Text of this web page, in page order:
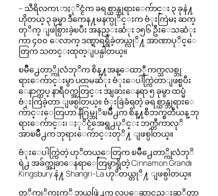
– သီရိလကၤာႏုိင္ငံက ခရစ္ယာန္ဘုရားေက်ာင္း ၃ ခုနဲ႔
ဟိုတယ္ ၃ ခုမွာ ဒီကေန႔မနက္ပုိင္းက ဗံုးကြဲမႈ ဆက္
တုိက္ ျဖစ္ပြားခဲ့ၿပီး အနည္းဆံုး ၁၅၆ ဦးေသဆံုး
ကာ ၄၀၀ ေလာက္ ဒဏ္ရာရရွိခဲ့တယ္လုိ႔ အာဏာပုိင္ေ
တြက သတင္းထုတ္ျပန္ပါတယ္။
ၿမိဳ႕ေတာ္ကိုလံဘုိက စိန္႔အန္ေထာ္နီ ကက္သလစ္ဘု
ရားေက်ာင္းမွာ ပထမဆံုး ဗံုးေပါက္ကြဲတာျဖစ္ၿပီး
ေနာက္ထပ္ နာရီ၀က္အတြင္း အျခားေနရာ ၅ ခုမွာ ထပ္မံ
ဗံုးကြဲခဲ့တာ ျဖစ္ပါတယ္။ ဗံုးခြဲခံရတဲ့ ခရစ္ယာန္ဘုရားေ
က်ာင္းေတြဟာ နီဂြမ္ဘုိၿမိဳ႕က စိန္႔စီဘက္စတီယန္ ဘု
ရားေက်ာင္း၊ ႏုိင္ငံအေရွ႕ပုိင္း ဘက္တီကာလုိ
အာၿမိဳ႕က ဘုရားေက်ာင္းတုိ႔ ျဖစ္ပါတယ္။
ဗံုးေပါက္ကြဲတဲ့ ဟုိတယ္ေတြက ၿမိဳ႕ေတာ္ကိုလံဘုိ
ရဲ႕ အခ်က္အျခာေနရာေတြမွာရွိတဲ့ Cinnamon Grand၊
Kingsbury နဲ႔ Shangri-La ဟုိတယ္တုိ႔ ျဖစ္ပါတယ္။
တုိက္ခုိက္မႈကုိ ဘယ္အဖြဲ႕က လုပ္ေဆာင္လည္းဆုိတာ